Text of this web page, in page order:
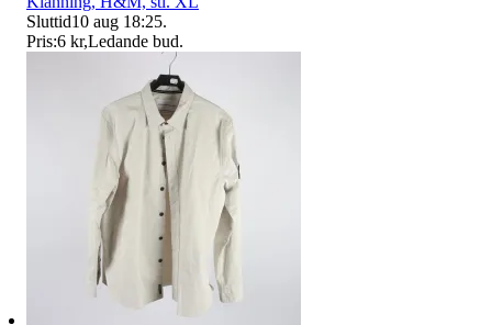
Sluttid10 aug 18:25.
Pris:6 kr,Ledande bud.